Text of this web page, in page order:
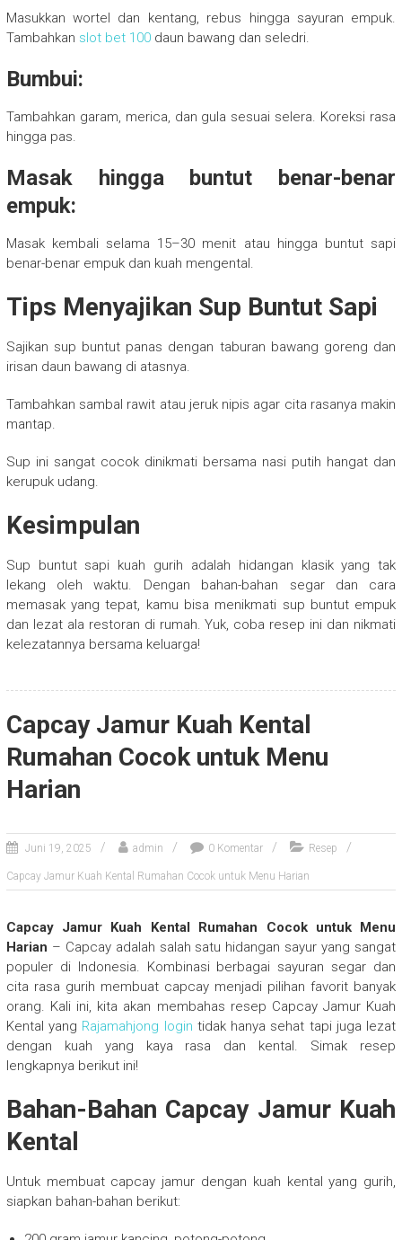
Masukkan wortel dan kentang, rebus hingga sayuran empuk.
Tambahkan slot bet 100daun bawang dan seledri.
Bumbui:
Tambahkan garam, merica, dan gula sesuai selera. Koreksi rasa
hingga pas.
Masak hingga buntut benar-benar
empuk:
Masak kembali selama 15–30 menit atau hingga buntut sapi
benar-benar empuk dan kuah mengental.
Tips Menyajikan Sup Buntut Sapi
Sajikan sup buntut panas dengan taburan bawang goreng dan
irisan daun bawang di atasnya.
Tambahkan sambal rawit atau jeruk nipis agar cita rasanya makin
mantap.
Sup ini sangat cocok dinikmati bersama nasi putih hangat dan
kerupuk udang.
Kesimpulan
Sup buntut sapi kuah gurih adalah hidangan klasik yang tak
lekang oleh waktu. Dengan bahan-bahan segar dan cara
memasak yang tepat, kamu bisa menikmati sup buntut empuk
dan lezat ala restoran di rumah. Yuk, coba resep ini dan nikmati
kelezatannya bersama keluarga!
Capcay Jamur Kuah Kental
Rumahan Cocok untuk Menu
Harian
Juni 19, 2025 admin 0 Komentar Resep
Capcay Jamur Kuah Kental Rumahan Cocok untuk Menu Harian
Capcay Jamur Kuah Kental Rumahan Cocok untuk Menu
Harian – Capcay adalah salah satu hidangan sayur yang sangat
populer di Indonesia. Kombinasi berbagai sayuran segar dan
cita rasa gurih membuat capcay menjadi pilihan favorit banyak
orang. Kali ini, kita akan membahas resep Capcay Jamur Kuah
Kental yang Rajamahjong login tidak hanya sehat tapi juga lezat
dengan kuah yang kaya rasa dan kental. Simak resep
lengkapnya berikut ini!
Bahan-Bahan Capcay Jamur Kuah
Kental
Untuk membuat capcay jamur dengan kuah kental yang gurih,
siapkan bahan-bahan berikut: